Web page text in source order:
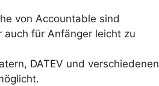
von Accountable sind
für Anfänger leicht zu
DATEV und verschiedenen